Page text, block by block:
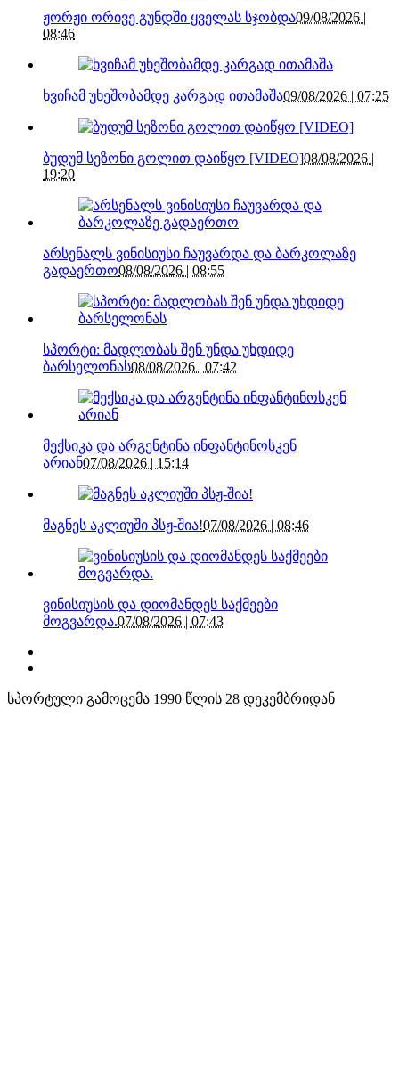
ჟორჟი ორივე გუნდში ყველას სჯობდა09/08/2026 |
08:46
ხვიჩამ უხეშობამდე კარგად ითამაშა09/08/2026 | 07:25
ბუდუმ სეზონი გოლით დაიწყო [VIDEO]08/08/2026 |
19:20
არსენალს ვინისიუსი ჩაუვარდა და ბარკოლაზე
გადაერთო08/08/2026 | 08:55
სპორტი: მადლობას შენ უნდა უხდიდე
ბარსელონას08/08/2026 | 07:42
მექსიკა და არგენტინა ინფანტინოსკენ
არიან07/08/2026 | 15:14
მაგნეს აკლიუში პსჟ-შია!07/08/2026 | 08:46
ვინისიუსის და დიომანდეს საქმეები
მოგვარდა.07/08/2026 | 07:43
სპორტული გამოცემა 1990 წლის 28 დეკემბრიდან